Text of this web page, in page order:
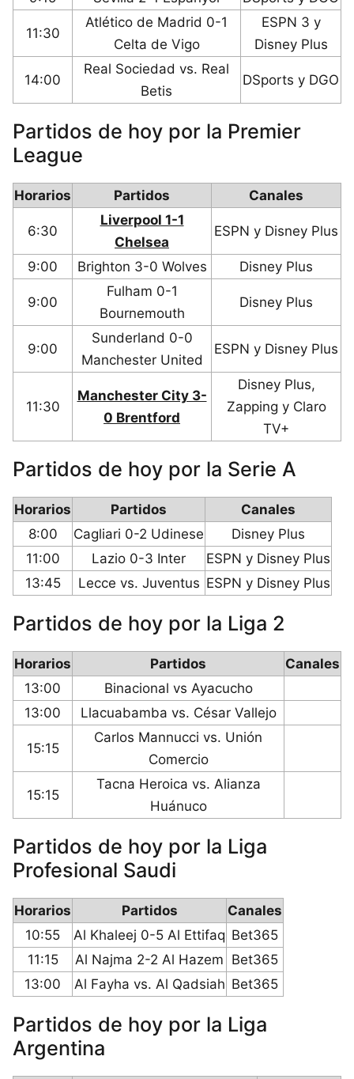
11:30
Atlético de Madrid 0-1
Celta de Vigo
ESPN 3 y
Disney Plus
14:00
Real Sociedad vs. Real
Betis
DSports y DGO
Partidos de hoy por la Premier
League
Horarios Partidos Canales
6:30
Liverpool 1-1
Chelsea
ESPN y Disney Plus
9:00 Brighton 3-0 Wolves Disney Plus
9:00
Fulham 0-1
Bournemouth
Disney Plus
9:00
Sunderland 0-0
Manchester United
ESPN y Disney Plus
11:30
Manchester City 3-
0 Brentford
Disney Plus,
Zapping y Claro
TV+
Partidos de hoy por la Serie A
Horarios Partidos
Canales
8:00
Cagliari 0-2 Udinese
Disney Plus
11:00
Lazio 0-3 Inter
ESPN y Disney Plus
13:45
Lecce vs. Juventus ESPN y Disney Plus
Partidos de hoy por la Liga 2
Horarios Partidos
Canales
13:00
Binacional vs Ayacucho
13:00
Llacuabamba vs. César Vallejo
15:15
Carlos Mannucci vs. Unión
Comercio
15:15
Tacna Heroica vs. Alianza
Huánuco
Partidos de hoy por la Liga
Profesional Saudi
Horarios Partidos
Canales
10:55
Al Khaleej 0-5 Al Ettifaq Bet365
11:15
Al Najma 2-2 Al Hazem Bet365
13:00
Al Fayha vs. Al Qadsiah Bet365
Partidos de hoy por la Liga
Argentina